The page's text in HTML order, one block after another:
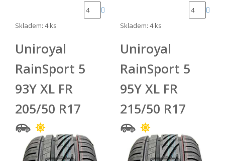
Skladem: 4 ks Skladem: 4 ks
Uniroyal
RainSport 5
93Y XL FR
205/50 R17
Uniroyal
RainSport 5
95Y XL FR
215/50 R17